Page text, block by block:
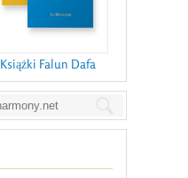
Książki Falun Dafa